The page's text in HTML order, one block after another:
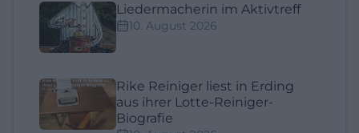
Liedermacherin im Aktivtreff
10. August 2026
Rike Reiniger liest in Erding
aus ihrer Lotte-Reiniger-
Biografie